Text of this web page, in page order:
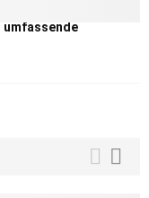
umfassende